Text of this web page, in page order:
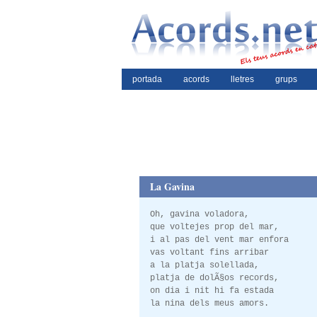
portada acords lletres grups
La Gavina
Oh, gavina voladora,
que voltejes prop del mar,
i al pas del vent mar enfora
vas voltant fins arribar
a la platja solellada,
platja de dolÃ§os records,
on dia i nit hi fa estada
la nina dels meus amors.